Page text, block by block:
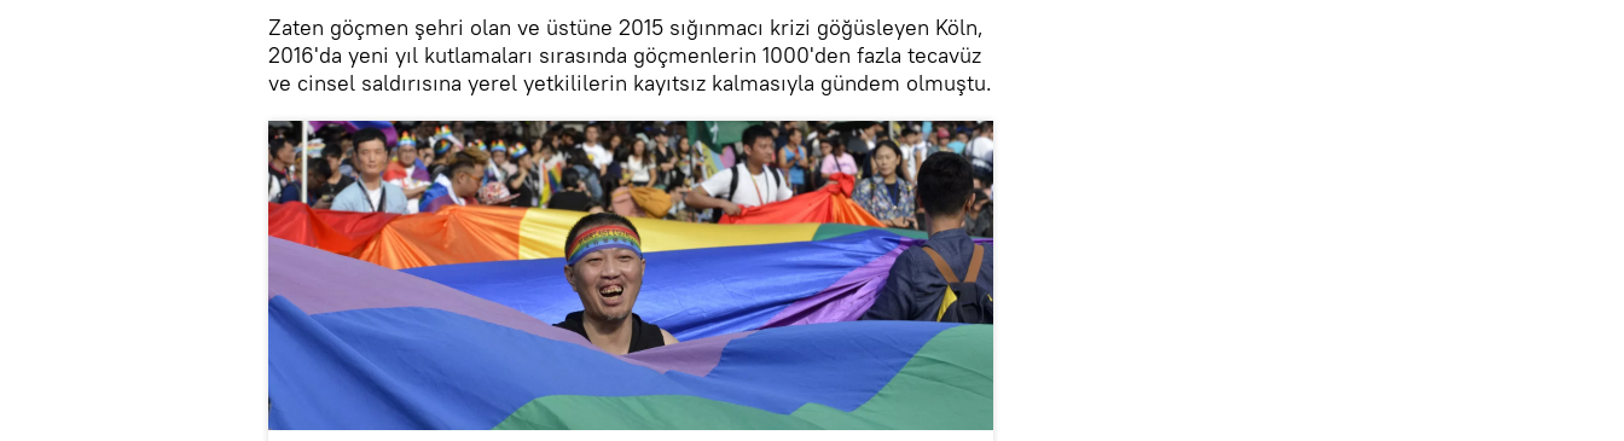
Zaten göçmen şehri olan ve üstüne 2015 sığınmacı krizi göğüsleyen Köln,
2016'da yeni yıl kutlamaları sırasında göçmenlerin 1000'den fazla tecavüz
ve cinsel saldırısına yerel yetkililerin kayıtsız kalmasıyla gündem olmuştu.